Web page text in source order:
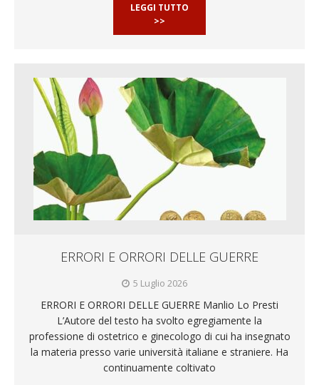
LEGGI TUTTO
>>
ERRORI E ORRORI DELLE GUERRE
5 Luglio 2026
ERRORI E ORRORI DELLE GUERRE Manlio Lo Presti
L’Autore del testo ha svolto egregiamente la
professione di ostetrico e ginecologo di cui ha insegnato
la materia presso varie università italiane e straniere. Ha
continuamente coltivato